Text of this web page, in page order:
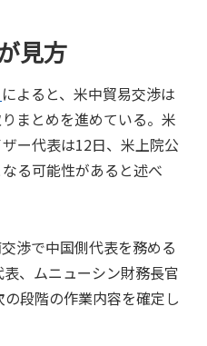
見方
によると、米中貿易交渉は
まとめを進めている。米
ー代表は12日、米上院公
る可能性があると述べ
渉で中国側代表を務める
、ムニューシン財務長官
段階の作業内容を確定し